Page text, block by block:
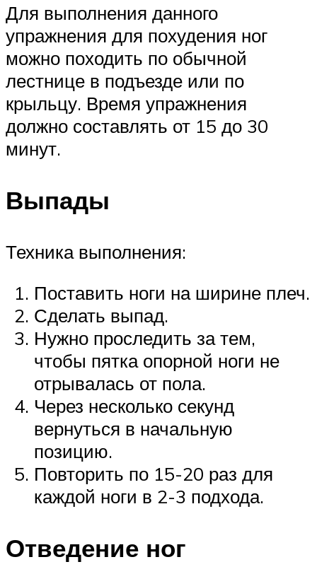
Для выполнения данного
упражнения для похудения ног
можно походить по обычной
лестнице в подъезде или по
крыльцу. Время упражнения
должно составлять от 15 до 30
минут.
Выпады
Техника выполнения:
Поставить ноги на ширине плеч.
Сделать выпад.
Нужно проследить за тем,
чтобы пятка опорной ноги не
отрывалась от пола.
Через несколько секунд
вернуться в начальную
позицию.
Повторить по 15-20 раз для
каждой ноги в 2-3 подхода.
Отведение ног